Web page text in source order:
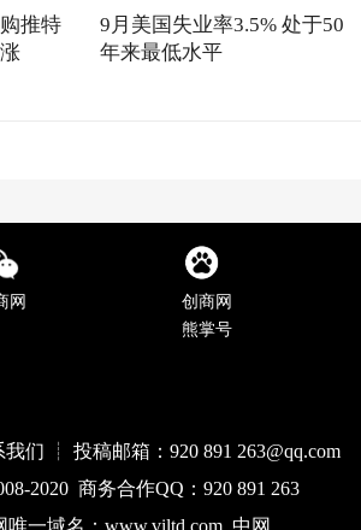
推特
9月美国失业率3.5% 处于50
年来最低水平
网
创商网
熊掌号
们 ┊ 投稿邮箱：920 891 263@qq.com
2020 商务合作QQ：920 891 263